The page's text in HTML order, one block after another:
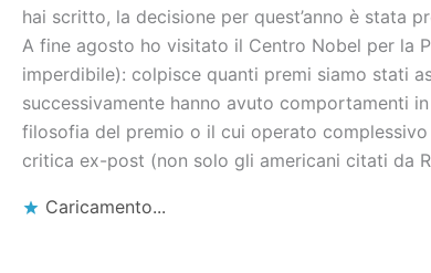
hai scritto, la decisione per quest’anno è stata
A fine agosto ho visitato il Centro Nobel per la
imperdibile): colpisce quanti premi siamo stati
successivamente hanno avuto comportamenti
filosofia del premio o il cui operato complessivo
critica ex-post (non solo gli americani citati da
Caricamento...